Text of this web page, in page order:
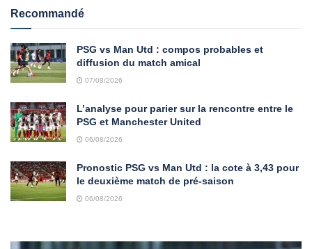
Recommandé
PSG vs Man Utd : compos probables et
diffusion du match amical
07/08/2026
L’analyse pour parier sur la rencontre entre le
PSG et Manchester United
06/08/2026
Pronostic PSG vs Man Utd : la cote à 3,43 pour
le deuxième match de pré-saison
06/08/2026